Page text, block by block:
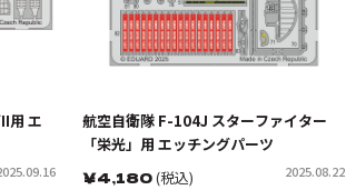
用 エ
航空自衛隊 F-104J スターファイター
「栄光」用 エッチングパーツ
￥4,180(税込) 2025.08.22